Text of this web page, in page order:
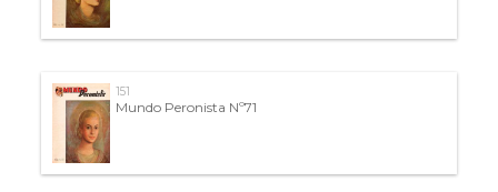
151
Mundo Peronista Nº71